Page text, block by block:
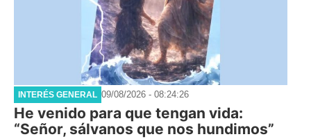
INTERÉS GENERAL 09/08/2026 - 08:24:26
He venido para que tengan vida:
“Señor, sálvanos que nos hundimos”